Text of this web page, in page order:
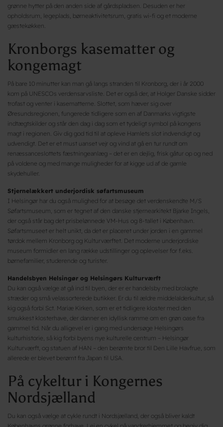
grønne hytter på den anden side af gårdspladsen. Desuden er her
opholdsrum, legeplads, børneaktivitetsrum, gratis wi-fi og et moderne
gæstekøkken.
Kronborgs kasematter og
kongemagt
På bare 10 minutter kan man gå langs stranden til Kronborg, der i år 2000
kom på UNESCOs verdensarvsliste. Det er også der, at Holger Danske sidder
trofast og venter i kasematterne. Slottet, som hæver sig over
Øresundsregionen, fungerede tidligere som en af Danmarks vigtigste
indtægtskilder og står den dag i dag som et tydeligt symbol på kongens
magt i regionen. Giv dig god tid til at opleve Hamlets slot indvendigt og
udvendigt. Det er et must uanset vejr og vind at gå en tur rundt om
renæssanceslottets fæstningeanlæg – det er en dejlig, frisk gåtur op og ned
på voldene og med mange muligheder for at kigge ud af de gamle
skydehuller.
Stjernelækkert underjordisk søfartsmuseum
I Helsingør har du også mulighed for at besøge det verdenskendte M/S
Søfartsmuseum, som er tegnet af den danske stjernearkitekt Bjarke Ingels,
der også står bag det prisbelønnede VM-Hus og 8-tallet i København.
Søfartsmuseet er helt unikt, da det er placeret under jorden i en gammel
tørdok mellem Kronborg og Kulturværftet. Det moderne underjordiske
museum formidler en lang række udstillinger og oplevelser for f.eks.
børnefamilier, studerende og turister.
Handelsbyen Helsingør og Helsingørs Kulturværft
Du kan også vælge at gå ind til byen, der er er handelsby med brolagte
stræder og små velassorterede butikker. Er du til ældre middelalderkultur, så
kig også forbi Sct. Mariæ Kirken, som er et tidligere kloster med den
smukkest klosterhave, der danner en idyllisk ramme om en grøn oase fra
gammel tid. Når du alligevel er i gang med undersøge Helsingørs
kulturhistorie, så kig forbi byens nye kulturelle centrum – Helsingør
Kulturværft, og statuen af HAN – den berømte bror til Den Lille Havfrue, som
allerede er blevet berømt fra Japan til USA.
På cykeltur i Kongernes
Nordsjælland
Du kan også vælge at cykle rundt i Nordsjælland, der også bliver kaldt